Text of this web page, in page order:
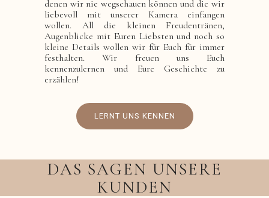
denen wir nie wegschauen können und die wir
liebevoll mit unserer Kamera einfangen
wollen. All die kleinen Freudentränen,
Augenblicke mit Euren Liebsten und noch so
kleine Details wollen wir für Euch für immer
festhalten. Wir freuen uns Euch
kennenzulernen und Eure Geschichte zu
erzählen!
LERNT UNS KENNEN
DAS SAGEN UNSERE
KUNDEN